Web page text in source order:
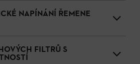
NAPÍNÁNÍ ŘEMENE
FILTRŮ S